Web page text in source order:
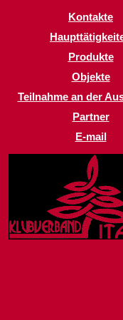
Kontakte
Produkte
Objekte
Teilnahme an der
Partner
E-mail